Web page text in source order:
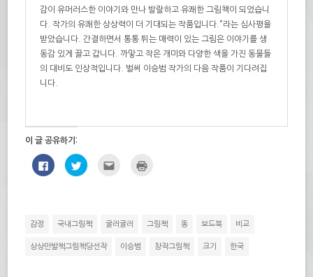
감이 유머러스한 이야기와 만나 발랄하고 유쾌한 그림책이 되었습니
다. 작가의 유쾌한 상상력이 더 기대되는 작품입니다.”라는 심사평을
받았습니다. 간결하면서 통통 튀는 매력이 있는 그림은 이야기를 생
동감 있게 끌고 갑니다. 까맣고 작은 개미와 다양한 색을 가진 동물들
의 대비도 인상적입니다. 벌써 이승범 작가의 다음 작품이 기다려집
니다.
이 글 공유하기:
페
이
하
클
트
위
기
(새
에
편
으
보
서
열
감정 국내그림책 굴러굴러 그림책 똥 보드북 비교
상상만발책그림책당선작 이승범 창작그림책 크기 한국